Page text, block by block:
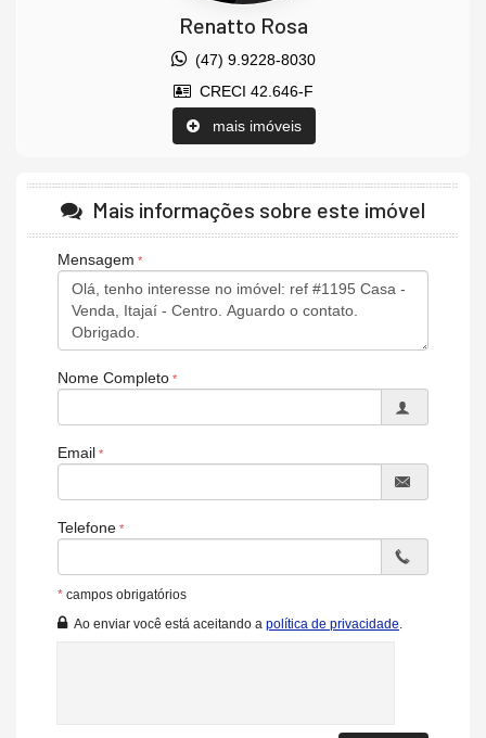
Acabamento em Gesso
Renatto Rosa
(47) 9.9228-8030
CRECI 42.646-F
mais imóveis
Mais informações sobre este imóvel
Mensagem
Nome Completo
Email
Telefone
* campos obrigatórios
Ao enviar você está aceitando a política de privacidade